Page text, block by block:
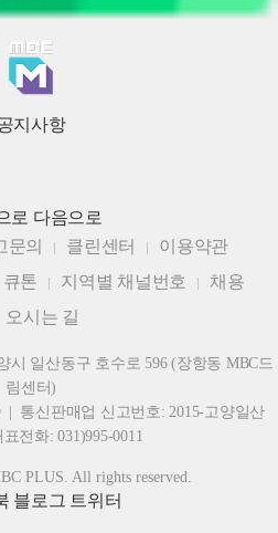
지사항
로 다음으로
문의 클린센터
이용약관
큐톤 지역별 채널번호
채용
오시는 길
일산동구 호수로 596 (장항동 MBC드
림센터)
| 통신판매업 신고번호: 2015-고양일산
전화: 031)995-0011
PLUS. All rights reserved.
블로그 트위터